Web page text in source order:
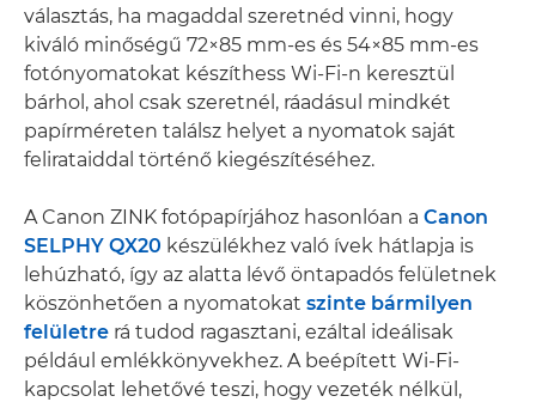
választás, ha magaddal szeretnéd vinni, hogy
kiváló minőségű 72×85 mm-es és 54×85 mm-es
fotónyomatokat készíthess Wi-Fi-n keresztül
bárhol, ahol csak szeretnél, ráadásul mindkét
papírméreten találsz helyet a nyomatok saját
felirataiddal történő kiegészítéséhez.
A Canon ZINK fotópapírjához hasonlóan a Canon
SELPHY QX20 készülékhez való ívek hátlapja is
lehúzható, így az alatta lévő öntapadós felületnek
köszönhetően a nyomatokat szinte bármilyen
felületre rá tudod ragasztani, ezáltal ideálisak
például emlékkönyvekhez. A beépített Wi-Fi-
kapcsolat lehetővé teszi, hogy vezeték nélkül,